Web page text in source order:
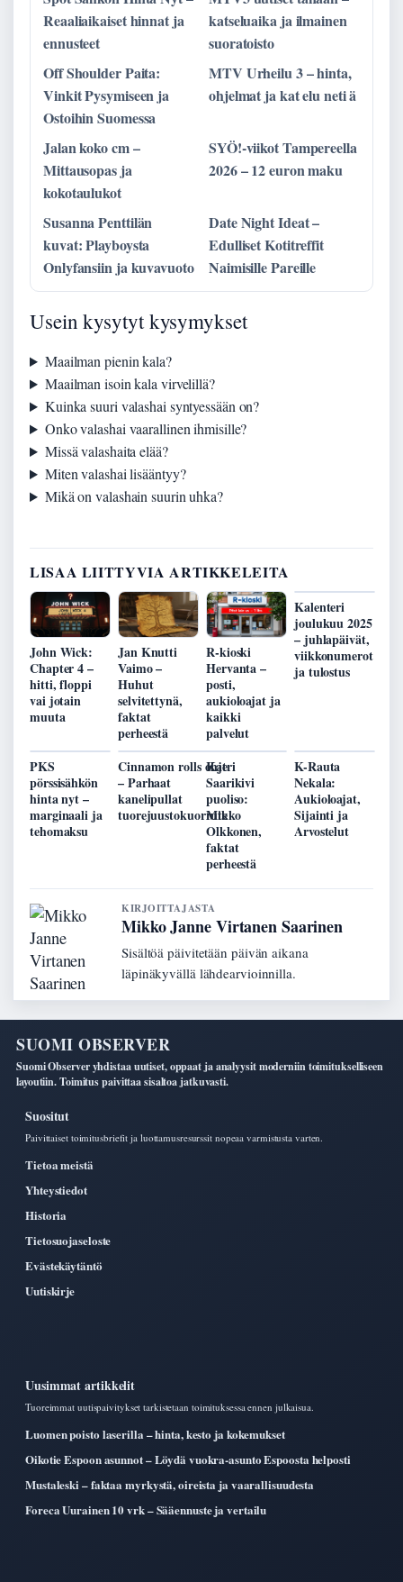
Reaaliaikaiset hinnat ja
ennusteet
katseluaika ja ilmainen
suoratoisto
Off Shoulder Paita:
Vinkit Pysymiseen ja
Ostoihin Suomessa
MTV Urheilu 3 – hinta,
ohjelmat ja kat elu neti ä
Jalan koko cm –
Mittausopas ja
kokotaulukot
SYÖ!-viikot Tampereella
2026 – 12 euron maku
Susanna Penttilän
kuvat: Playboysta
Onlyfansiin ja kuvavuoto
Date Night Ideat –
Edulliset Kotitreffit
Naimisille Pareille
Usein kysytyt kysymykset
Maailman pienin kala?
Maailman isoin kala virvelillä?
Kuinka suuri valashai syntyessään on?
Onko valashai vaarallinen ihmisille?
Missä valashaita elää?
Miten valashai lisääntyy?
Mikä on valashain suurin uhka?
LISAA LIITTYVIA ARTIKKELEITA
John Wick:
Chapter 4 –
hitti, floppi
vai jotain
muuta
Jan Knutti
Vaimo –
Huhut
selvitettynä,
faktat
perheestä
R-kioski
Hervanta –
posti,
aukioloajat ja
kaikki
palvelut
Kalenteri
joulukuu 2025
– juhlapäivät,
viikkonumerot
ja tulostus
PKS
pörssisähkön
hinta nyt –
marginaali ja
tehomaksu
Cinnamon rolls ohje
– Parhaat
kanelipullat
tuorejuustokuorrute
Katri
Saarikivi
puoliso:
Mikko
Olkkonen,
faktat
perheestä
K-Rauta
Nekala:
Aukioloajat,
Sijainti ja
Arvostelut
KIRJOITTAJASTA
Mikko Janne Virtanen Saarinen
Sisältöä päivitetään päivän aikana
läpinäkyvällä lähdearvioinnilla.
SUOMI OBSERVER
Suomi Observer yhdistaa uutiset, oppaat ja analyysit moderniin toimitukselliseen
layoutiin. Toimitus paivittaa sisaltoa jatkuvasti.
Suositut
Paivittaiset toimitusbriefit ja luottamusresurssit nopeaa varmistusta varten.
Tietoa meistä
Yhteystiedot
Historia
Tietosuojaseloste
Evästekäytäntö
Uutiskirje
Uusimmat artikkelit
Tuoreimmat uutispaivitykset tarkistetaan toimituksessa ennen julkaisua.
Luomen poisto laserilla – hinta, kesto ja kokemukset
Oikotie Espoon asunnot – Löydä vuokra-asunto Espoosta helposti
Mustaleski – faktaa myrkystä, oireista ja vaarallisuudesta
Foreca Uurainen 10 vrk – Sääennuste ja vertailu